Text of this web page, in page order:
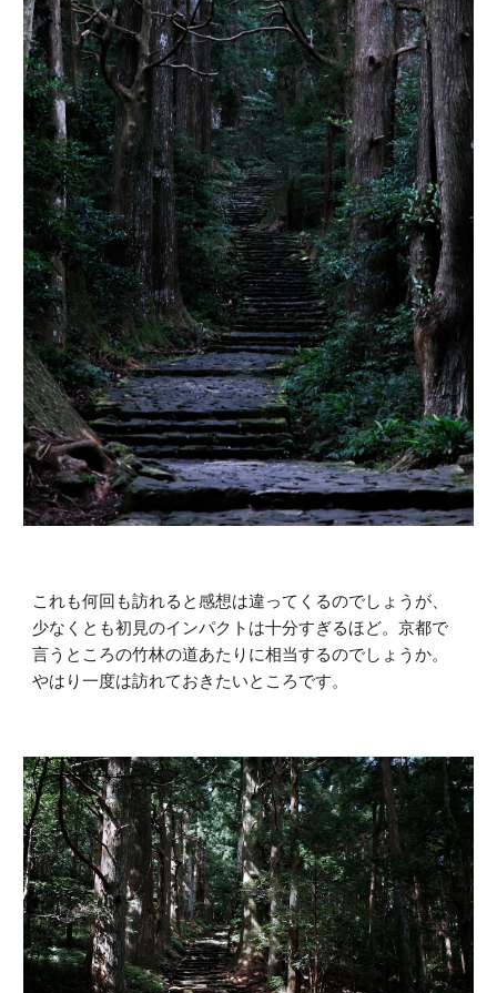
これも何回も訪れると感想は違ってくるのでしょうが、
少なくとも初見のインパクトは十分すぎるほど。京都で
言うところの竹林の道あたりに相当するのでしょうか。
やはり一度は訪れておきたいところです。